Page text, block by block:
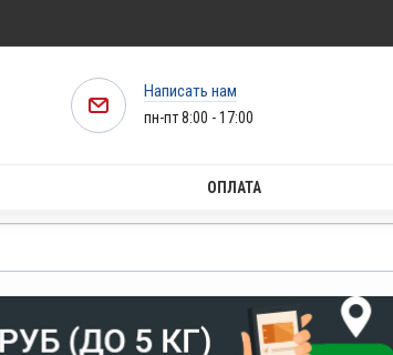
Написать нам
пн-пт 8:00 - 17:00
ОПЛАТА